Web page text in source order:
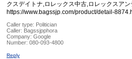
クスデイトナ,ロレックス中古,ロレックスア
https://www.bagssjp.com/product/detail-
Caller type: Politician
Caller: Bagssjpphora
Company: Google
Number: 080-093-4800
Reply